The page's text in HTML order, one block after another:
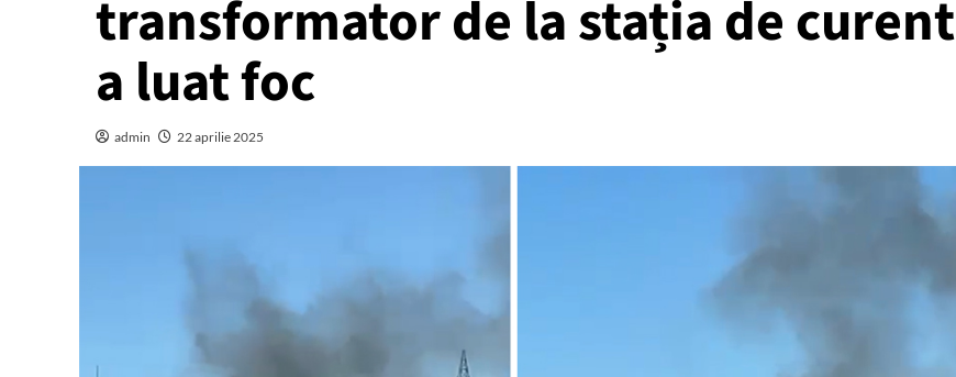
transformator de la stația de curent
a luat foc
admin 22 aprilie 2025